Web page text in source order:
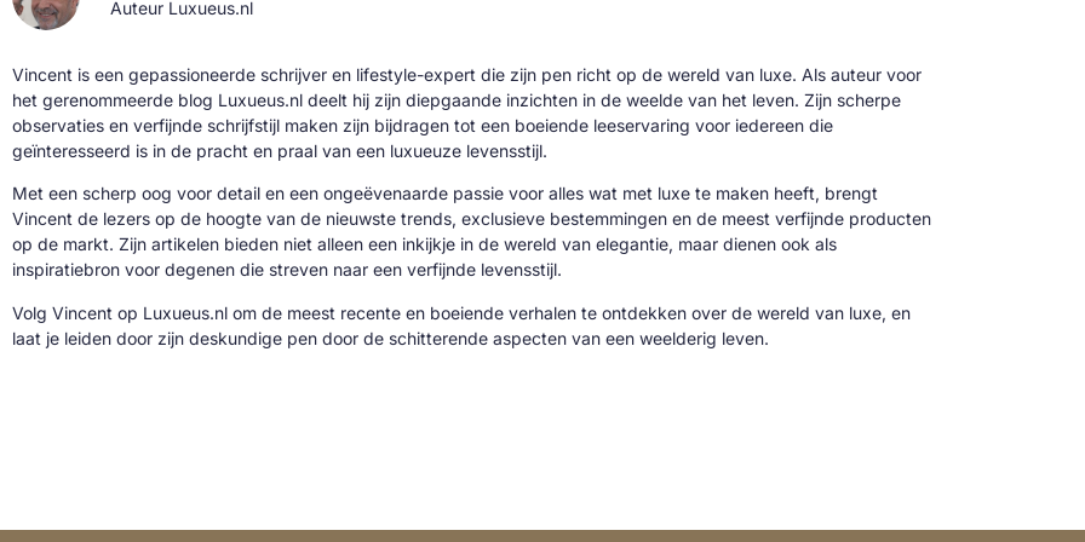
Auteur Luxueus.nl
Vincent is een gepassioneerde schrijver en lifestyle-expert die zijn pen richt op de wereld van luxe. Als auteur voor
het gerenommeerde blog Luxueus.nl deelt hij zijn diepgaande inzichten in de weelde van het leven. Zijn scherpe
observaties en verfijnde schrijfstijl maken zijn bijdragen tot een boeiende leeservaring voor iedereen die
geïnteresseerd is in de pracht en praal van een luxueuze levensstijl.
Met een scherp oog voor detail en een ongeëvenaarde passie voor alles wat met luxe te maken heeft, brengt
Vincent de lezers op de hoogte van de nieuwste trends, exclusieve bestemmingen en de meest verfijnde producten
op de markt. Zijn artikelen bieden niet alleen een inkijkje in de wereld van elegantie, maar dienen ook als
inspiratiebron voor degenen die streven naar een verfijnde levensstijl.
Volg Vincent op Luxueus.nl om de meest recente en boeiende verhalen te ontdekken over de wereld van luxe, en
laat je leiden door zijn deskundige pen door de schitterende aspecten van een weelderig leven.